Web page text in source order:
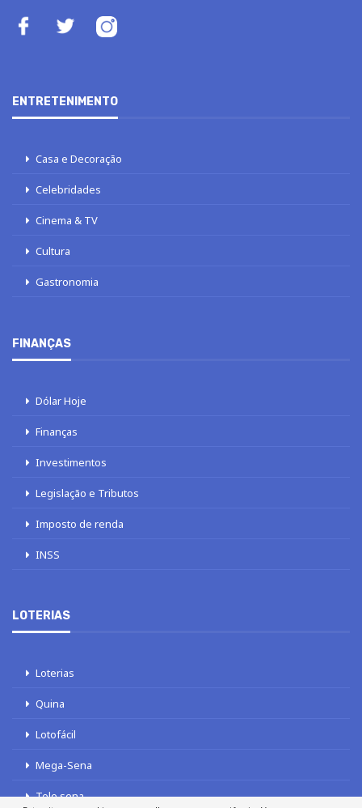
ENTRETENIMENTO
Casa e Decoração
Celebridades
Cinema & TV
Cultura
Gastronomia
FINANÇAS
Dólar Hoje
Finanças
Investimentos
Legislação e Tributos
Imposto de renda
INSS
LOTERIAS
Loterias
Quina
Lotofácil
Mega-Sena
Tele sena